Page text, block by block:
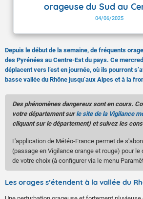
orageuse du Sud au
04/06/2025
Depuis le début de la semaine, de fréquents
des Pyrénées au Centre-Est du pays. Ce
déplacent vers l’est en journée, où ils pourront
basse vallée du Rhône jusqu’aux Alpes et à la
Des phénomènes dangereux sont en cours.
votre département surle site de la Vigilance
cliquant sur le département) et suivez les
L'application de Météo-France permet de
(passage en Vigilance orange et rouge) pour le
de votre choix (à configurer via le menu
Les orages s’étendent à la vallée du